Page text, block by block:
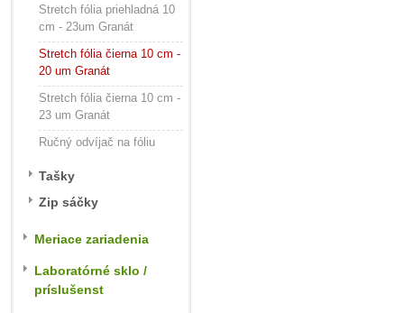
Stretch fólia priehladná 10
cm - 23um Granát
Stretch fólia čierna 10 cm -
20 um Granát
Stretch fólia čierna 10 cm -
23 um Granát
Ručný odvíjač na fóliu
Tašky
Zip sáčky
Meriace zariadenia
Laboratórné sklo /
príslušenst